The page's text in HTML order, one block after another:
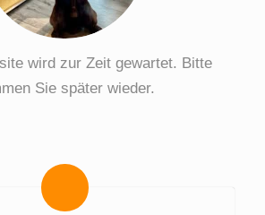
wird zur Zeit gewartet. Bitte
Sie später wieder.